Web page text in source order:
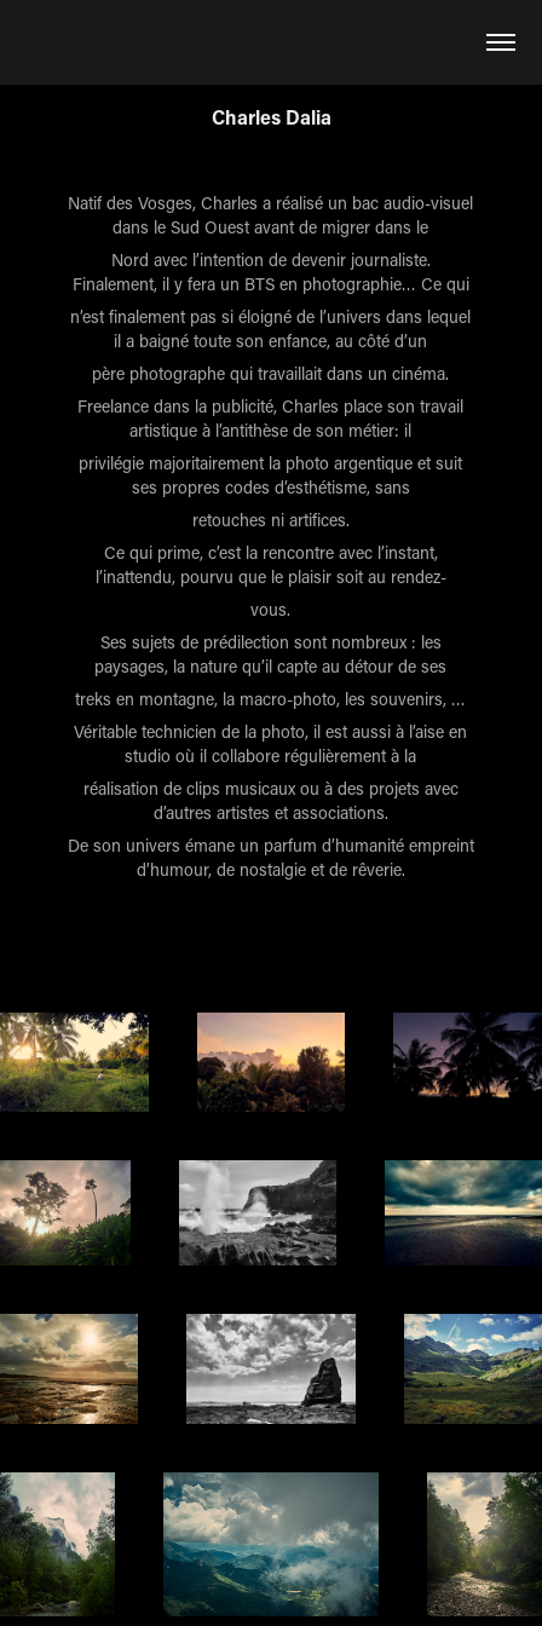
Charles Dalia
Natif des Vosges, Charles a réalisé un bac audio-visuel
dans le Sud Ouest avant de migrer dans le
Nord avec l’intention de devenir journaliste.
Finalement, il y fera un BTS en photographie… Ce qui
n’est finalement pas si éloigné de l’univers dans lequel
il a baigné toute son enfance, au côté d’un
père photographe qui travaillait dans un cinéma.
Freelance dans la publicité, Charles place son travail
artistique à l’antithèse de son métier: il
privilégie majoritairement la photo argentique et suit
ses propres codes d’esthétisme, sans
retouches ni artifices.
Ce qui prime, c’est la rencontre avec l’instant,
l’inattendu, pourvu que le plaisir soit au rendez-
vous.
Ses sujets de prédilection sont nombreux : les
paysages, la nature qu’il capte au détour de ses
treks en montagne, la macro-photo, les souvenirs, …
Véritable technicien de la photo, il est aussi à l’aise en
studio où il collabore régulièrement à la
réalisation de clips musicaux ou à des projets avec
d’autres artistes et associations.
De son univers émane un parfum d’humanité empreint
d’humour, de nostalgie et de rêverie.